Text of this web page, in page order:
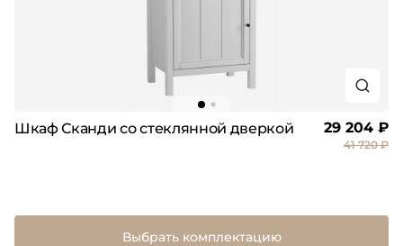
Шкаф Сканди со стеклянной дверкой 29 204 ₽
41 720 ₽
Выбрать комплектацию